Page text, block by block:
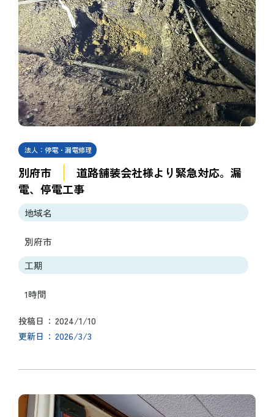
法人：停電・漏電修理
別府市
道路舗装会社様より緊急対応。漏
電、停電工事
地域名
別府市
工期
1時間
投稿日 2024/1/10
更新日 2026/3/3